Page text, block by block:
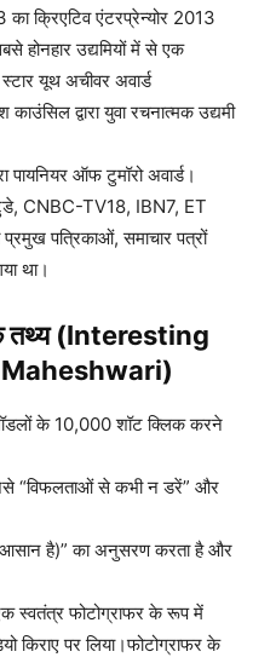
का क्रिएटिव एंटरप्रेन्योर 2013
होनहार उद्यमियों में से एक
स्टार यूथ अचीवर अवार्ड
द्वारा युवा रचनात्मक उद्यमी
पायनियर ऑफ टुमॉरो अवार्ड।
टुडे, CNBC-TV18, IBN7, ET
पत्रिकाओं, समाचार पत्रों
था।
तथ्य (Interesting
के 10,000 शॉट क्लिक करने
“विफलताओं से कभी न डरें” और
है)” का अनुसरण करता है और
स्वतंत्र फोटोग्राफर के रूप में
किराए पर लिया।फोटोग्राफर के